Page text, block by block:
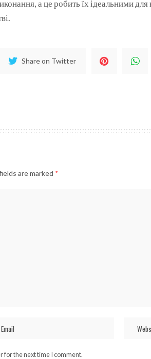
а це робить їх ідеальними
Share on Twitter
are marked *
for the next time I comment.